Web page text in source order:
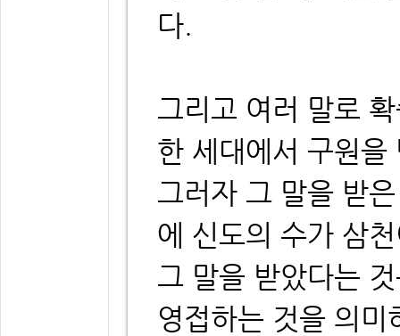
다.
그리고 여러 말로
한 세대에서 구원을
그러자 그 말을 받
에 신도의 수가 삼
그 말을 받았다는
영접하는 것을 의미